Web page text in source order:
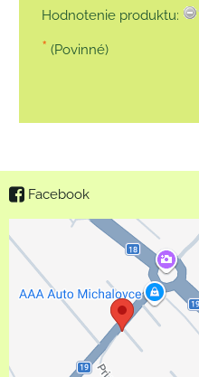
Hodnotenie produktu:
* (Povinné)
Facebook
Externý obsah je
blokovaný Voľbami
súkromia
Prajete si načítať externý
obsah?